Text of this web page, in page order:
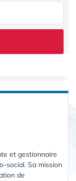
et gestionnaire
social. Sa mission
de